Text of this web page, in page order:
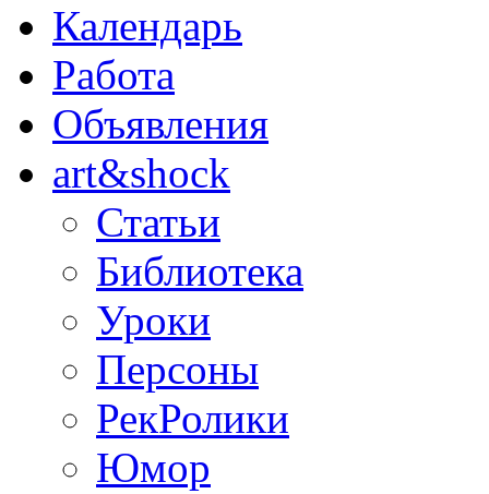
Календарь
Работа
Объявления
art&shock
Статьи
Библиотека
Уроки
Персоны
РекРолики
Юмор